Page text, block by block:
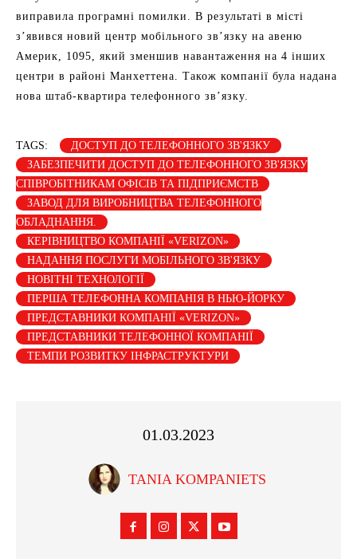
виправила програмні помилки. В результаті в місті
з’явився новий центр мобільного зв’язку на авеню
Америк, 1095, який зменшив навантаження на 4 інших
центри в районі Манхеттена. Також компанії була надана
нова штаб-квартира телефонного зв’язку.
TAGS:
ДОСТУП ДО ТЕЛЕФОННОГО ЗВ'ЯЗКУ
ЗАБЕЗПЕЧИТИ ДОСТУП ДО ТЕЛЕФОННОГО ЗВ'ЯЗКУ
СПІВРОБІТНИКАМ ОФІСІВ ТА ПІДПРИЄМСТВ
ЗАВОД ДЛЯ ВИРОБНИЦТВА ТЕЛЕФОННОГО
ОБЛАДНАННЯ.
КЕРІВНИЦТВО КОМПАНІЇ «VERIZON»
НАДАННЯ ПОСЛУГИ МОБІЛЬНОГО ЗВ'ЯЗКУ
НОВІТНІ ТЕХНОЛОГІЇ
ПЕРША ТЕЛЕФОННА КОМПАНІЯ В НЬЮ-ЙОРКУ
ПРЕДСТАВНИКИ КОМПАНІЇ «VERIZON»
ПРЕДСТАВНИКИ ТЕЛЕФОННОЇ КОМПАНІЇ
ТЕМПИ РОЗВИТКУ ІНФРАСТРУКТУРИ
01.03.2023
TANIA KOMPANIETS